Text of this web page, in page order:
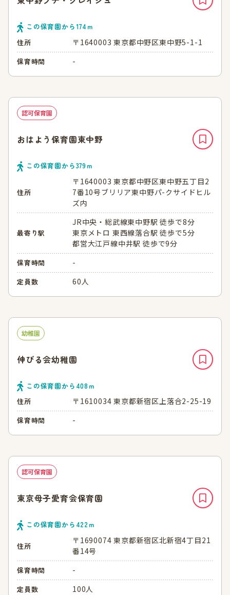
この保育園から174 ｍ
住所
〒1640003 東京都中野区東中野5-1-1
保育時間 -
認可保育園
おはよう保育園東中野
この保育園から379ｍ
住所
〒1640003 東京都中野区東中野五丁目2
7番10号ブリリア東中野パ-クサイドヒル
ズ内
最寄り駅
JR中央・総武線東中野駅 徒歩で8分
東京メトロ 東西線落合駅 徒歩で5分
都営大江戸線中井駅 徒歩で9分
保育時間 -
定員数 60人
幼稚園
伸びる会幼稚園
この保育園から 408ｍ
住所
〒1610034 東京都新宿区上落合2-25-19
保育時間 -
認可保育園
東京母子愛育会保育園
この保育園から 422ｍ
住所
〒1690074 東京都新宿区北新宿4丁目21
番14号
保育時間 -
定員数 100人